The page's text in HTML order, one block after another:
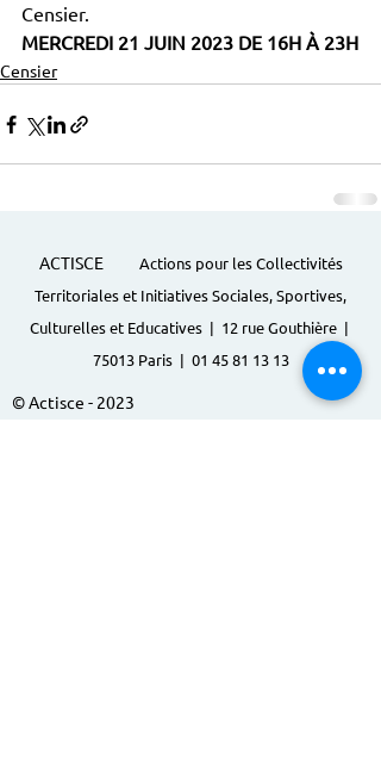
Censier.
MERCREDI 21 JUIN 2023 DE 16H À 23H
Censier
ACTISCE
Actions pour les Collectivités
Territoriales et Initiatives Sociales, Sportives,
Culturelles et Educatives | 12 rue Gouthière |
75013 Paris | 01 45 81 13 13
© Actisce - 2023